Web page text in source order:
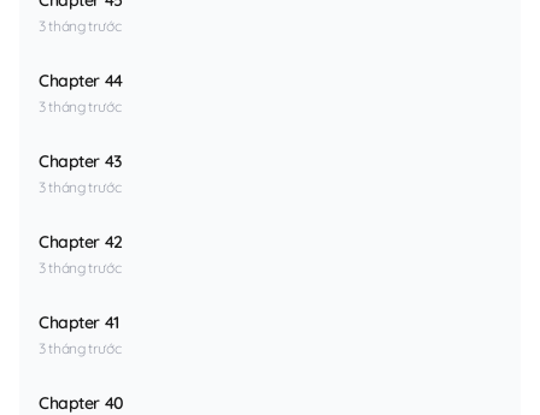
3 tháng trước
Chapter 44
3 tháng trước
Chapter 43
3 tháng trước
Chapter 42
3 tháng trước
Chapter 41
3 tháng trước
Chapter 40